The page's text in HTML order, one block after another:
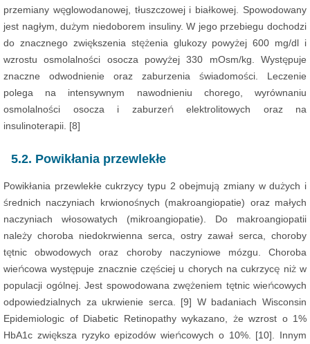
przemiany węglowodanowej, tłuszczowej i białkowej. Spowodowany
jest nagłym, dużym niedoborem insuliny. W jego przebiegu dochodzi
do znacznego zwiększenia stężenia glukozy powyżej 600 mg/dl i
wzrostu osmolalności osocza powyżej 330 mOsm/kg. Występuje
znaczne odwodnienie oraz zaburzenia świadomości. Leczenie
polega na intensywnym nawodnieniu chorego, wyrównaniu
osmolalności osocza i zaburzeń elektrolitowych oraz na
insulinoterapii. [8]
5.2. Powikłania przewlekłe
Powikłania przewlekłe cukrzycy typu 2 obejmują zmiany w dużych i
średnich naczyniach krwionośnych (makroangiopatie) oraz małych
naczyniach włosowatych (mikroangiopatie). Do makroangiopatii
należy choroba niedokrwienna serca, ostry zawał serca, choroby
tętnic obwodowych oraz choroby naczyniowe mózgu. Choroba
wieńcowa występuje znacznie częściej u chorych na cukrzycę niż w
populacji ogólnej. Jest spowodowana zwężeniem tętnic wieńcowych
odpowiedzialnych za ukrwienie serca. [9] W badaniach Wisconsin
Epidemiologic of Diabetic Retinopathy wykazano, że wzrost o 1%
HbA1c zwiększa ryzyko epizodów wieńcowych o 10%. [10]. Innym